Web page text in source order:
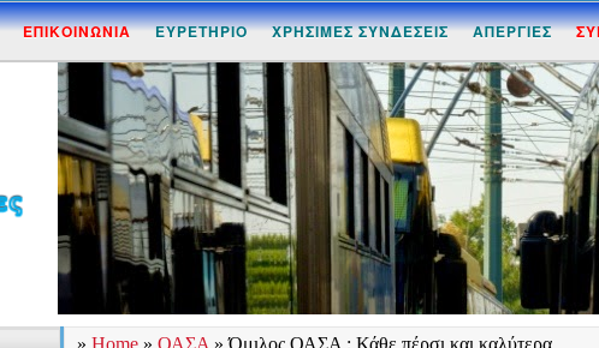
ΕΠΙΚΟΙΝΩΝΙΑ ΕΥΡΕΤΗΡΙΟ ΧΡΗΣΙΜΕΣ ΣΥΝΔΕΣΕΙΣ ΑΠΕΡΓΙΕΣ
» Home » ΟΑΣΑ »Όμιλος ΟΑΣΑ : Κάθε πέρσι και καλύτερα